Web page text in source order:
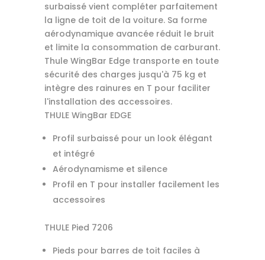
surbaissé vient compléter parfaitement
la ligne de toit de la voiture. Sa forme
aérodynamique avancée réduit le bruit
et limite la consommation de carburant.
Thule WingBar Edge transporte en toute
sécurité des charges jusqu'à 75 kg et
intègre des rainures en T pour faciliter
l'installation des accessoires.
THULE WingBar EDGE
Profil surbaissé pour un look élégant
et intégré
Aérodynamisme et silence
Profil en T pour installer facilement les
accessoires
THULE Pied 7206
Pieds pour barres de toit faciles à